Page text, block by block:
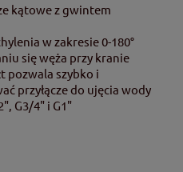
kątowe z gwintem
w zakresie 0-180°
się węża przy kranie
pozwala szybko i
przyłącze do ujęcia wody
G3/4" i G1"